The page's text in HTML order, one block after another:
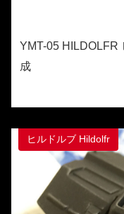
YMT-05
成
ヒルドルブ Hildolfr